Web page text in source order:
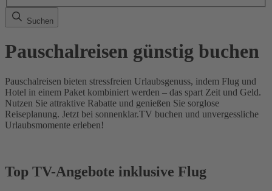
Suchen
Pauschalreisen günstig buchen
Pauschalreisen bieten stressfreien Urlaubsgenuss, indem Flug und
Hotel in einem Paket kombiniert werden – das spart Zeit und Geld.
Nutzen Sie attraktive Rabatte und genießen Sie sorglose
Reiseplanung. Jetzt bei sonnenklar.TV buchen und unvergessliche
Urlaubsmomente erleben!
Top TV-Angebote inklusive Flug